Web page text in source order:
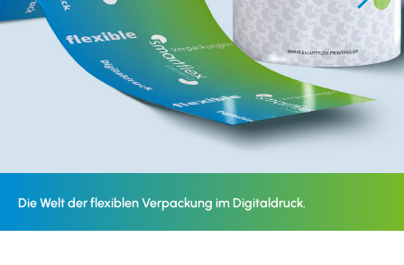
Die Welt der flexiblen Verpackung im Digitaldruck.